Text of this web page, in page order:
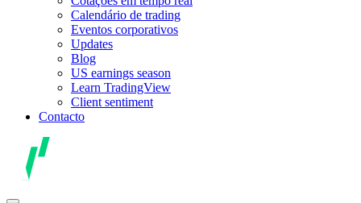
Calendário de trading
Eventos corporativos
Updates
Blog
US earnings season
Learn TradingView
Client sentiment
Contacto